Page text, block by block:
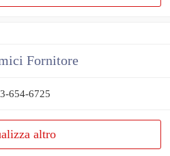
Fornitore
654-6725
altro